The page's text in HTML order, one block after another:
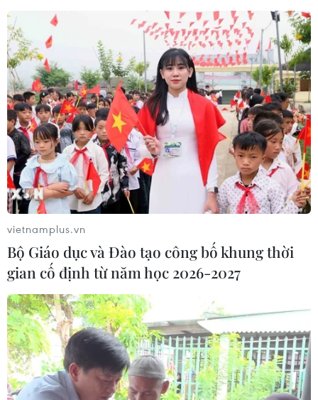
TIN CÙNG CHUYÊN MỤC
Khai mạc Lễ hội Việt Nam - Hàn
Quốc 2026 rực rỡ sắc màu văn hóa
07/08/2026 15:03
Cần Thơ thúc đẩy hợp tác du lịch với
vietnamplus.vn
Bộ Giáo dục và Đào tạo công bố khung thời
gian cố định từ năm học 2026-2027